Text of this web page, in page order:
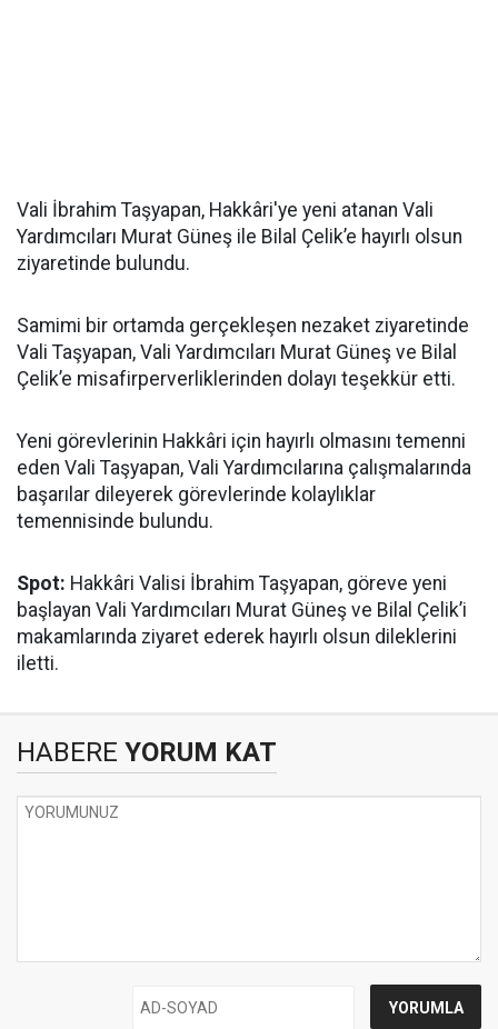
Vali İbrahim Taşyapan, Hakkâri'ye yeni atanan Vali
Yardımcıları Murat Güneş ile Bilal Çelik’e hayırlı olsun
ziyaretinde bulundu.
Samimi bir ortamda gerçekleşen nezaket ziyaretinde
Vali Taşyapan, Vali Yardımcıları Murat Güneş ve Bilal
Çelik’e misafirperverliklerinden dolayı teşekkür etti.
Yeni görevlerinin Hakkâri için hayırlı olmasını temenni
eden Vali Taşyapan, Vali Yardımcılarına çalışmalarında
başarılar dileyerek görevlerinde kolaylıklar
temennisinde bulundu.
Spot: Hakkâri Valisi İbrahim Taşyapan, göreve yeni
başlayan Vali Yardımcıları Murat Güneş ve Bilal Çelik’i
makamlarında ziyaret ederek hayırlı olsun dileklerini
iletti.
HABERE YORUM KAT